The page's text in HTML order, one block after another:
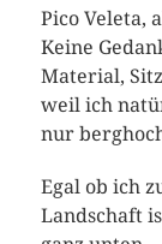
Pico Veleta,
Keine
Material,
weil ich
nur
Egal ob ich
Landschaft